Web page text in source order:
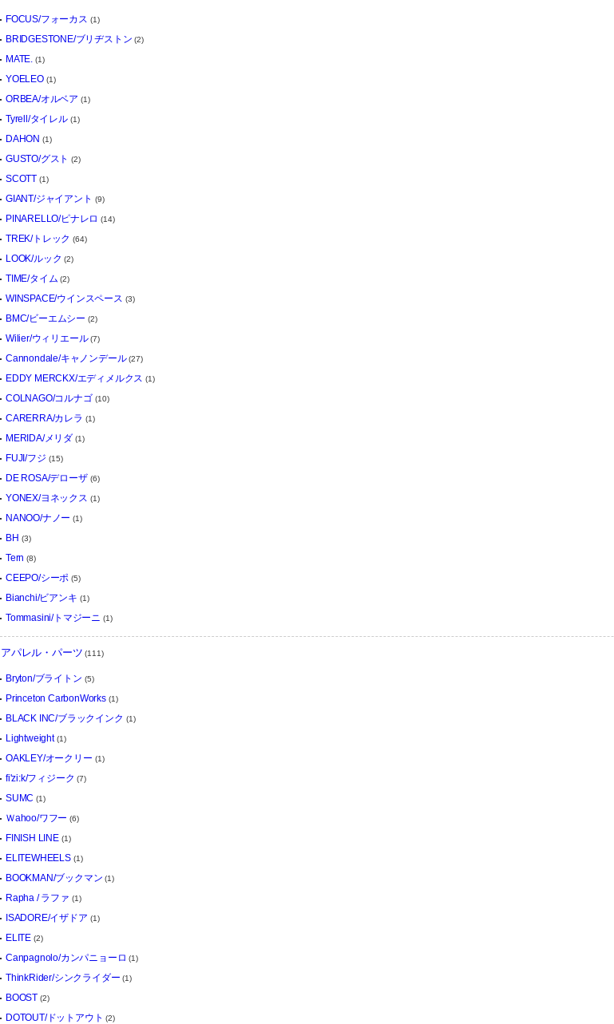
FOCUS/フォーカス (1)
BRIDGESTONE/ブリヂストン (2)
MATE. (1)
YOELEO(1)
ORBEA/オルベア (1)
Tyrell/タイレル(1)
DAHON (1)
GUSTO/グスト (2)
SCOTT (1)
GIANT/ジャイアント (9)
PINARELLO/ピナレロ (14)
TREK/トレック (64)
LOOK/ルック (2)
TIME/タイム (2)
WINSPACE/ウインスペース (3)
BMC/ビーエムシー (2)
Wilier/ウィリエール(7)
Cannondale/キャノンデール(27)
EDDY MERCKX/エディメルクス (1)
COLNAGO/コルナゴ (10)
CARERRA/カレラ (1)
MERIDA/メリダ (1)
FUJI/フジ (15)
DE ROSA/デローザ (6)
YONEX/ヨネックス (1)
NANOO/ナノー (1)
BH (3)
Tern (8)
CEEPO/シーポ (5)
Bianchi/ビアンキ (1)
Tommasini/トマジーニ (1)
アパレル・パーツ (111)
Bryton/ブライトン (5)
Princeton CarbonWorks(1)
BLACK INC/ブラックインク (1)
Lightweight(1)
OAKLEY/オークリー (1)
fi'zi:k/フィジーク (7)
SUMC (1)
Ｗahoo/ワフー (6)
FINISH LINE (1)
ELITEWHEELS(1)
BOOKMAN/ブックマン (1)
Rapha / ラファ (1)
ISADORE/イザドア (1)
ELITE (2)
Canpagnolo/カンパニョーロ (1)
ThinkRider/シンクライダー (1)
BOOST (2)
DOTOUT/ドットアウト (2)